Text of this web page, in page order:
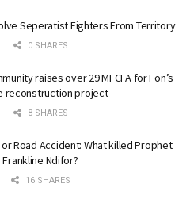
Seperatist Fighters From Territory
0 SHARES
raises over 29 MFCFA for Fon’s
reconstruction project
8 SHARES
or Road Accident: What killed Prophet
Frankline Ndifor?
16 SHARES